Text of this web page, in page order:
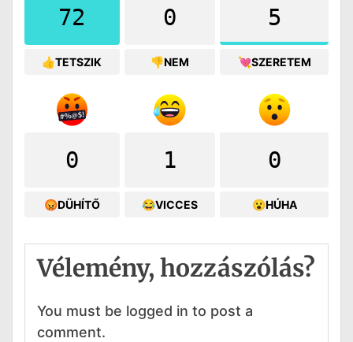
72
👍TETSZIK
0
👎NEM
5
💘SZERETEM
0
😡DÜHÍTŐ
1
😂VICCES
0
😮HÚHA
Vélemény, hozzászólás?
You must be logged in to post a
comment.